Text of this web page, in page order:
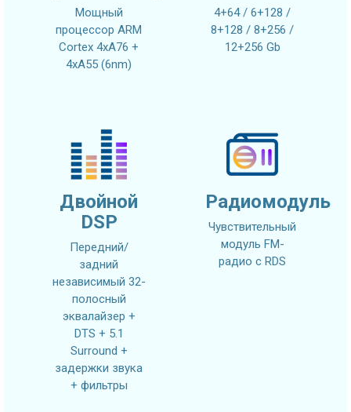
Мощный
процессор ARM
Cortex 4xA76 +
4xA55 (6nm)
4+64 / 6+128 /
8+128 / 8+256 /
12+256 Gb
Двойной
DSP
Передний/
задний
независимый 32-
полосный
эквалайзер +
DTS + 5.1
Surround +
задержки звука
+ фильтры
Радиомодуль
Чувствительный
модуль FM-
радио с RDS